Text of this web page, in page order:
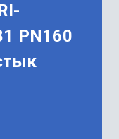
PN160